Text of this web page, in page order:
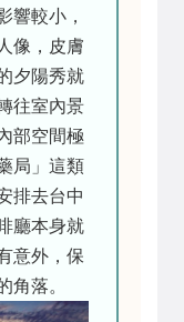
響較小，
像，皮膚
夕陽秀就
往室內景
部空間極
局」這類
排去台中
廳本身就
意外，保
角落。